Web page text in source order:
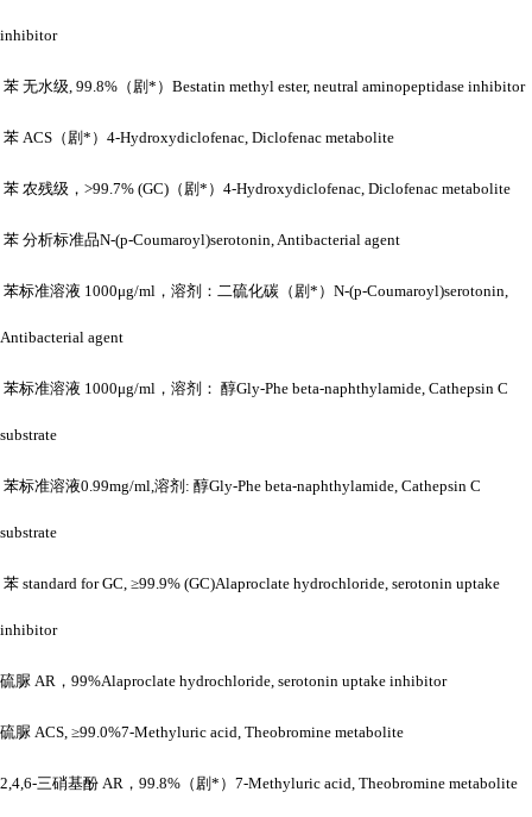
inhibitor
苯 无水级, 99.8%（剧*）Bestatin methyl ester, neutral aminopeptidase inhibitor
苯 ACS（剧*）4-Hydroxydiclofenac, Diclofenac metabolite
苯 农残级， >99.7% (GC)（剧*）4-Hydroxydiclofenac, Diclofenac metabolite
苯 分析标准品N-(p-Coumaroyl)serotonin, Antibacterial agent
苯标准溶液 1000μg/ml，溶剂：二硫化碳（剧*）N-(p-Coumaroyl)serotonin,
Antibacterial agent
苯标准溶液 1000μg/ml，溶剂： 醇Gly-Phe beta-naphthylamide, Cathepsin C
substrate
苯标准溶液0.99mg/ml,溶剂: 醇Gly-Phe beta-naphthylamide, Cathepsin C
substrate
苯 standard for GC, ≥99.9% (GC)Alaproclate hydrochloride, serotonin uptake
inhibitor
硫脲 AR，99%Alaproclate hydrochloride, serotonin uptake inhibitor
硫脲 ACS, ≥99.0%7-Methyluric acid, Theobromine metabolite
2,4,6-三硝基酚 AR，99.8%（剧*）7-Methyluric acid, Theobromine metabolite